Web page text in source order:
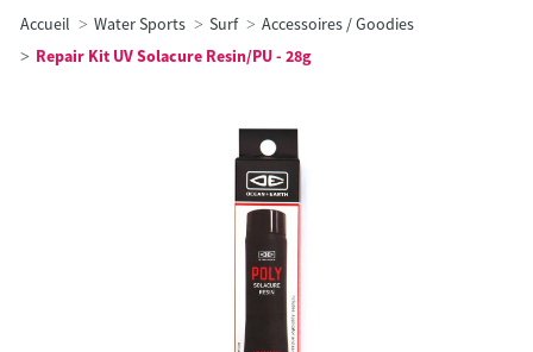
Accueil Water Sports Surf
Accessoires / Goodies
Repair Kit UV Solacure Resin/PU - 28g